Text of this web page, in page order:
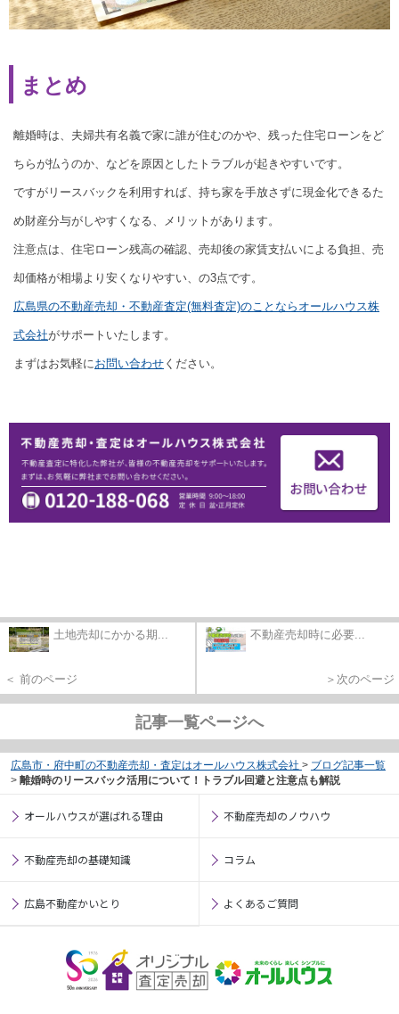
まとめ
離婚時は、夫婦共有名義で家に誰が住むのかや、残った住宅ローンをど
ちらが払うのか、などを原因としたトラブルが起きやすいです。
ですがリースバックを利用すれば、持ち家を手放さずに現金化できるた
め財産分与がしやすくなる、メリットがあります。
注意点は、住宅ローン残高の確認、売却後の家賃支払いによる負担、売
却価格が相場より安くなりやすい、の3点です。
広島県の不動産売却・不動産査定(無料査定)のことならオールハウス株
式会社がサポートいたします。
まずはお気軽にお問い合わせ ください。
土地売却にかかる期...
＜ 前のページ
不動産売却時に必要...
＞次のページ
記事一覧ページへ
広島市・府中町の不動産売却・査定はオールハウス株式会社 > ブログ記事一覧
> 離婚時のリースバック活用について！トラブル回避と注意点も解説
オールハウスが選ばれる理由 不動産売却のノウハウ
不動産売却の基礎知識 コラム
広島不動産かいとり よくあるご質問